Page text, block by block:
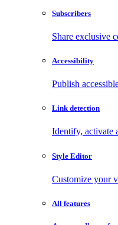
Subscribers
Share exclusive
Accessibility
Publish
Link detection
Identify, activate
Style Editor
Customize your
All features